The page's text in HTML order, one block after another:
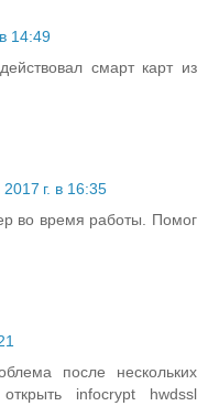
14:49
смарт карт из
г. в 16:35
во время работы. Помог
после нескольких
infocrypt hwdssl